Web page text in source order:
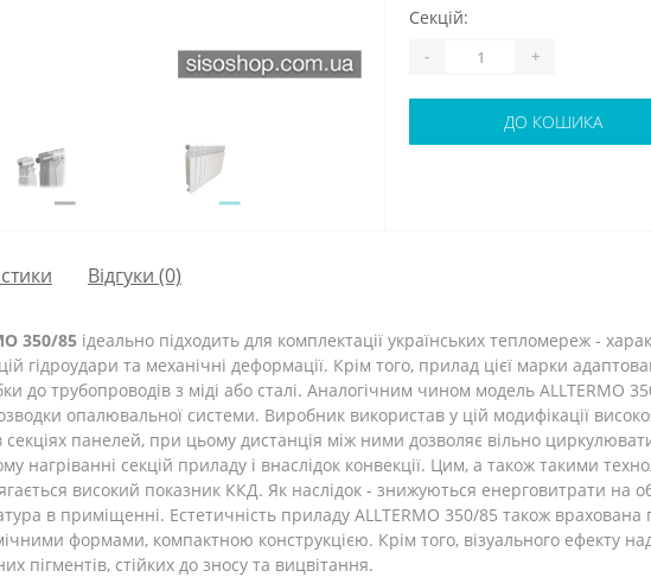
Секцій:
- +
ДО КОШИКА
Відгуки (0)
350/85 ідеально підходить для комплектації українських тепломереж -
гідроудари та механічні деформації. Крім того, прилад цієї марки
до трубопроводів з міді або сталі. Аналогічним чином модель ALLTERMO
опалювальної системи. Виробник використав у цій модифікації
панелей, при цьому дистанція між ними дозволяє вільно
нагріванні секцій приладу і внаслідок конвекції. Цим, а також такими
високий показник ККД. Як наслідок - знижуються енерговитрати на
в приміщенні. Естетичність приладу ALLTERMO 350/85 також
формами, компактною конструкцією. Крім того, візуального ефекту
пігментів, стійких до зносу та вицвітання.